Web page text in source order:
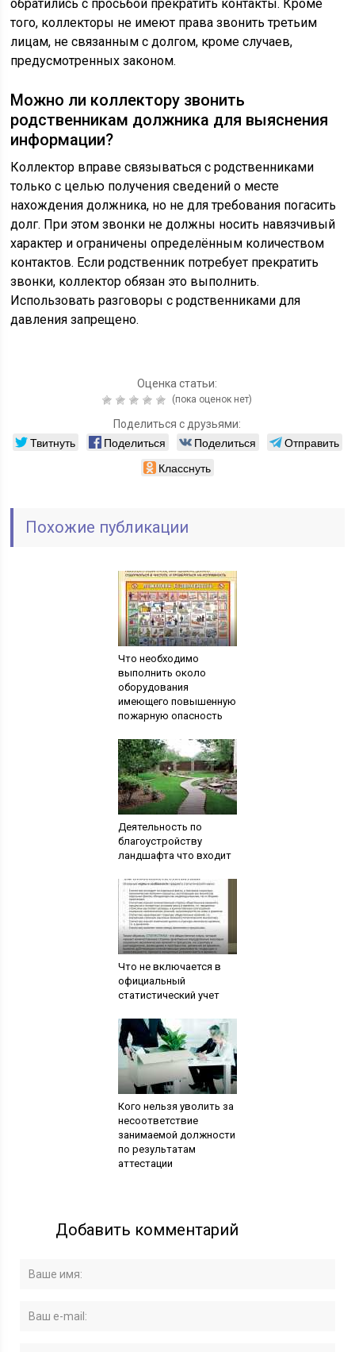
обратились с просьбой прекратить контакты. Кроме
того, коллекторы не имеют права звонить третьим
лицам, не связанным с долгом, кроме случаев,
предусмотренных законом.
Можно ли коллектору звонить
родственникам должника для выяснения
информации?
Коллектор вправе связываться с родственниками
только с целью получения сведений о месте
нахождения должника, но не для требования погасить
долг. При этом звонки не должны носить навязчивый
характер и ограничены определённым количеством
контактов. Если родственник потребует прекратить
звонки, коллектор обязан это выполнить.
Использовать разговоры с родственниками для
давления запрещено.
Оценка статьи:
(пока оценок нет)
Поделиться с друзьями:
Твитнуть Поделиться Поделиться
Отправить
Класснуть
Похожие публикации
Что необходимо
выполнить около
оборудования
имеющего повышенную
пожарную опасность
Деятельность по
благоустройству
ландшафта что входит
Что не включается в
официальный
статистический учет
Кого нельзя уволить за
несоответствие
занимаемой должности
по результатам
аттестации
Добавить комментарий